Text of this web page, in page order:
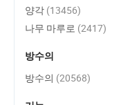
양각 (13456)
나무 마루로 (2417)
방수의
방수의 (20568)